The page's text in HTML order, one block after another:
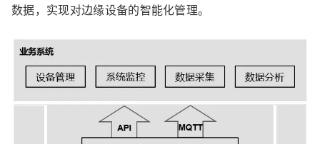
数据，实现对边缘设备的智能化管理。